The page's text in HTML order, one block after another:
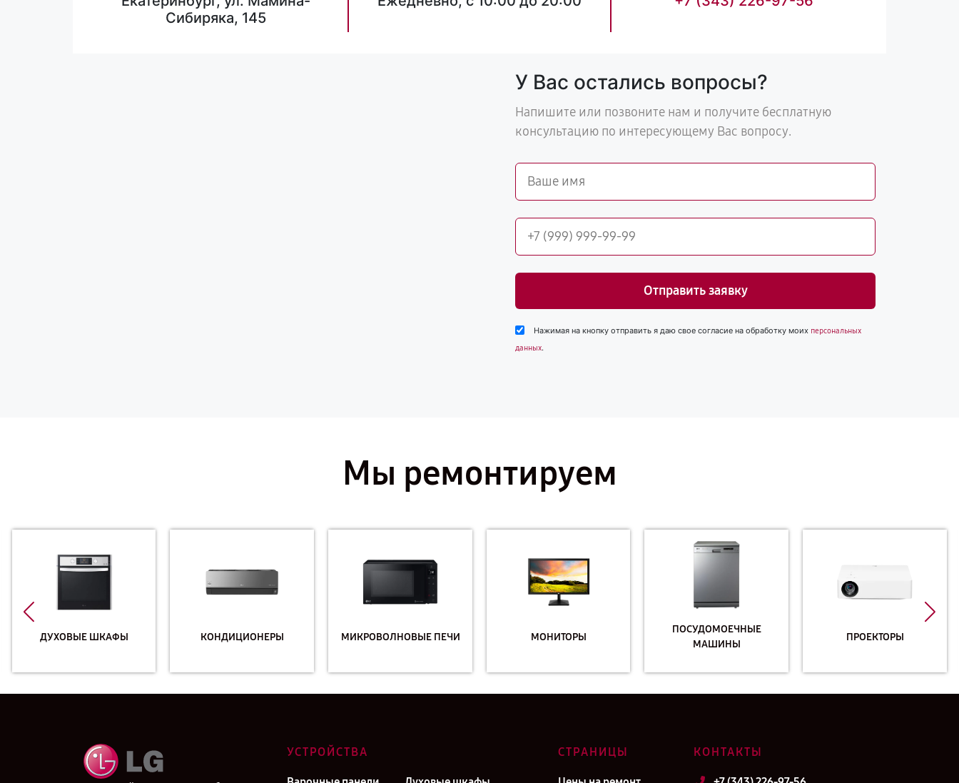
Сибиряка, 145
У Вас остались вопросы?
Напишите или позвоните нам и получите бесплатную
консультацию по интересующему Вас вопросу.
Отправить заявку
Нажимая на кнопку отправить я даю свое согласие на обработку моих персональных
данных.
Мы ремонтируем
ДУХОВЫЕ ШКАФЫ КОНДИЦИОНЕРЫ МИКРОВОЛНОВЫЕ ПЕЧИ МОНИТОРЫ
ПОСУДОМОЕЧНЫЕ
МАШИНЫ
ПРОЕКТОРЫ
УСТРОЙСТВА СТРАНИЦЫ КОНТАКТЫ